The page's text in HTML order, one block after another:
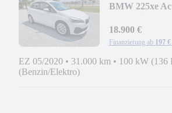
BMW 225xe
18.900 €
Finanzierung ab 197 €
EZ 05/2020 • 31.000 km • 100 kW (136
(Benzin/Elektro)